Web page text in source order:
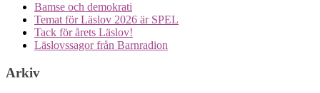
Bamse och demokrati
Temat för Läslov 2026 är SPEL
Tack för årets Läslov!
Läslovssagor från Barnradion
Arkiv